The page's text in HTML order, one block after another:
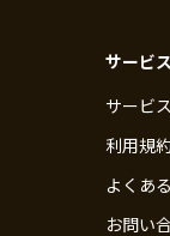
サービ
サービ
利用規
よくあ
お問い